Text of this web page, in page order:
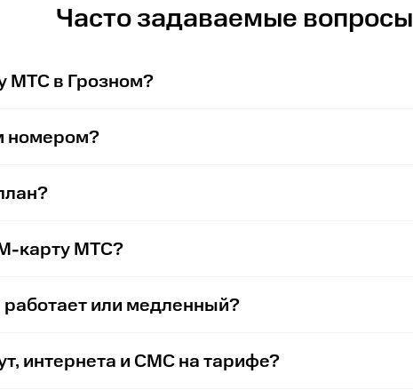
Часто задаваемые вопросы
МТС в Грозном?
номером?
карту МТС?
или медленный?
интернета и СМС на тарифе?